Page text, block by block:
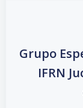
Grupo
IFRN